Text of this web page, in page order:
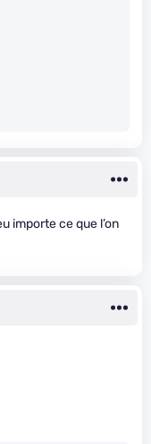
importe ce que l’on